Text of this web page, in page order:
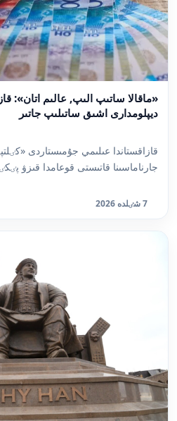
«ماقالا ساتىپ الىپ, عالىم اتان»:
ديپلومدارى اشىق ساتىلىپ جاتىر
قازاقستاندا عىلىمي جۇمىستاردى
جارناماسىنا قاتىستى قوعامدا قىزۋ
7 شٸلدە 2026